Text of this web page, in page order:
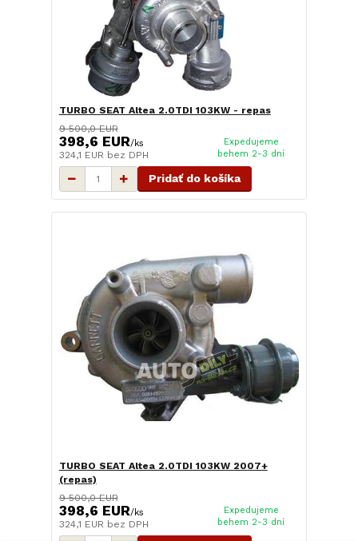
TURBO SEAT Altea 2.0TDI 103KW - repas
9 500,0 EUR
398,6 EUR/ks
324,1 EUR bez DPH
Expedujeme
behem 2-3 dní
Pridať do košíka
TURBO SEAT Altea 2.0TDI 103KW 2007+
(repas)
9 500,0 EUR
398,6 EUR/ks
324,1 EUR bez DPH
Expedujeme
behem 2-3 dní